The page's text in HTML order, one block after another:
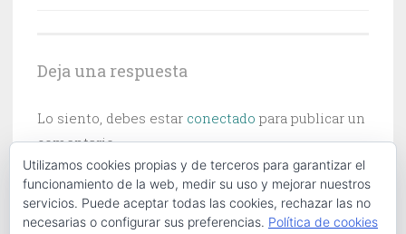
Deja una respuesta
Lo siento, debes estar conectado para publicar un
comentario.
Utilizamos cookies propias y de terceros para garantizar el
funcionamiento de la web, medir su uso y mejorar nuestros
servicios. Puede aceptar todas las cookies, rechazar las no
necesarias o configurar sus preferencias. Política de cookies